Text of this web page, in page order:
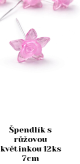
Špendlík s
růžovou
květinkou 12ks
7cm